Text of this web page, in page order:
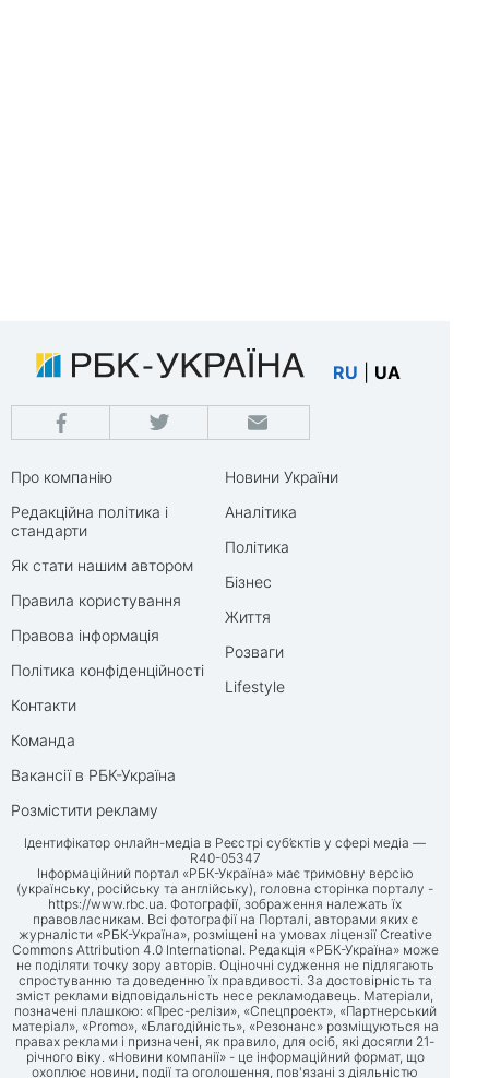
RU UA
Про компанію
Редакційна політика і
стандарти
Як стати нашим автором
Правила користування
Правова інформація
Політика конфіденційності
Контакти
Команда
Вакансії в РБК-Україна
Розмістити рекламу
Новини України
Аналітика
Політика
Бізнес
Життя
Розваги
Lifestyle
Ідентифікатор онлайн-медіа в Реєстрі суб’єктів у сфері медіа —
R40-05347
Інформаційний портал «РБК-Україна» має тримовну версію
(українську, російську та англійську), головна сторінка порталу -
https://www.rbc.ua. Фотографії, зображення належать їх
правовласникам. Всі фотографії на Порталі, авторами яких є
журналісти «РБК-Україна», розміщені на умовах ліцензії Creative
Commons Attribution 4.0 International. Редакція «РБК-Україна» може
не поділяти точку зору авторів. Оціночні судження не підлягають
спростуванню та доведенню їх правдивості. За достовірність та
зміст реклами відповідальність несе рекламодавець. Матеріали,
позначені плашкою: «Прес-релізи», «Спецпроект», «Партнерський
матеріал», «Promo», «Благодійність», «Резонанс» розміщуються на
правах реклами і призначені, як правило, для осіб, які досягли 21-
річного віку. «Новини компанії» - це інформаційний формат, що
охоплює новини, події та оголошення, пов'язані з діяльністю